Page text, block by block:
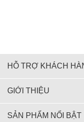
HỖ TRỢ KHÁCH
GIỚI THIỆU
SẢN PHẨM NỔI BẬT